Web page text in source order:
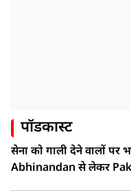
पॉडकास्ट
सेना को गाली देने वालों
Abhinandan से लेकर